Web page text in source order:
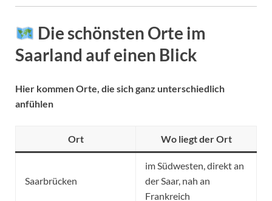
Die schönsten Orte im
Saarland auf einen Blick
Hier kommen Orte, die sich ganz unterschiedlich
anfühlen
Ort Wo liegt der Ort
Saarbrücken
im Südwesten, direkt an
der Saar, nah an
Frankreich